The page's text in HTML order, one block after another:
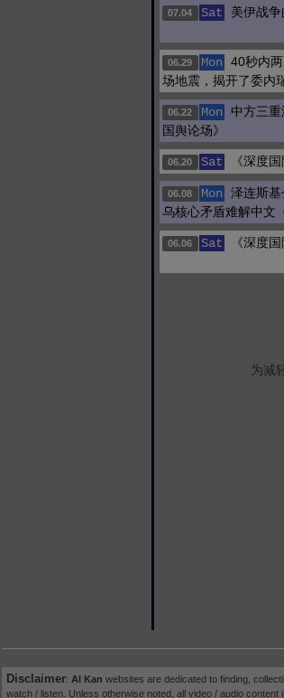
07.04 Sat 美伊战争
06.29 Mon
40秒内
场地震，揭开了委内
06.22 Mon
中方三重
国舆论场》
06.20 Sat 《深度
06.08 Mon
泽连斯
乌核心矛盾难解中文
06.06 Sat 《深度
为减
Disclaimer: AI Kan websites are dedicated to finding,
watch / listen. Unless otherwise noted, all video / audio